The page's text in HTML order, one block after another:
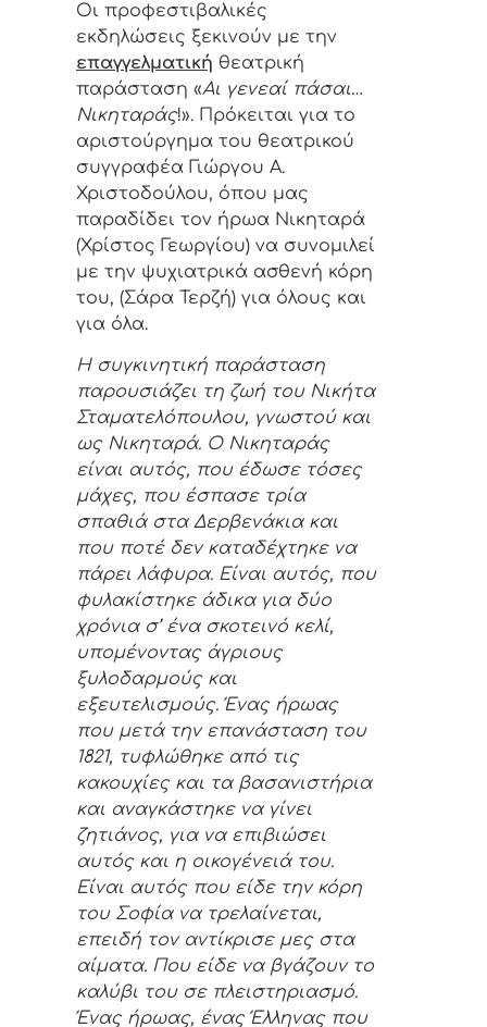
Οι προφεστιβαλικές
εκδηλώσεις ξεκινούν με την
επαγγελματική θεατρική
παράσταση «Αι γενεαί πάσαι…
Νικηταράς!». Πρόκειται για το
αριστούργημα του θεατρικού
συγγραφέα Γιώργου Α.
Χριστοδούλου, όπου μας
παραδίδει τον ήρωα Νικηταρά
(Χρίστος Γεωργίου) να συνομιλεί
με την ψυχιατρικά ασθενή κόρη
του, (Σάρα Τερζή) για όλους και
για όλα.
Η συγκινητική παράσταση
παρουσιάζει τη ζωή του Νικήτα
Σταματελόπουλου, γνωστού και
ως Νικηταρά. Ο Νικηταράς
είναι αυτός, που έδωσε τόσες
μάχες, που έσπασε τρία
σπαθιά στα Δερβενάκια και
που ποτέ δεν καταδέχτηκε να
πάρει λάφυρα. Είναι αυτός, που
φυλακίστηκε άδικα για δύο
χρόνια σ’ ένα σκοτεινό κελί,
υπομένοντας άγριους
ξυλοδαρμούς και
εξευτελισμούς. Ένας ήρωας
που μετά την επανάσταση του
1821, τυφλώθηκε από τις
κακουχίες και τα βασανιστήρια
και αναγκάστηκε να γίνει
ζητιάνος, για να επιβιώσει
αυτός και η οικογένειά του.
Είναι αυτός που είδε την κόρη
του Σοφία να τρελαίνεται,
επειδή τον αντίκρισε μες στα
αίματα. Που είδε να βγάζουν το
καλύβι του σε πλειστηριασμό.
Ένας ήρωας, ένας Έλληνας που